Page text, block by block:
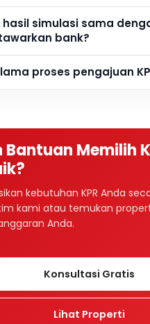
simulasi sama
bank?
proses pengajuan
Bantuan Memilih
kebutuhan KPR Anda
kami atau temukan
Anda.
Konsultasi Gratis
Lihat Properti